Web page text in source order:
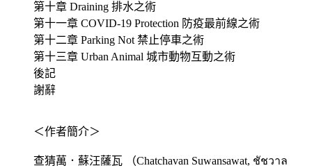
第十章 Draining 排水之術
第十一章 COVID-19 Protection 防疫最前線之術
第十二章 Parking Not 禁止停車之術
第十三章 Urban Animal 城市動物互動之術
後記
謝辭
＜作者簡介＞
查猜萬．蘇汪薩瓦 （Chatchavan Suwansawat, ชัชวาล